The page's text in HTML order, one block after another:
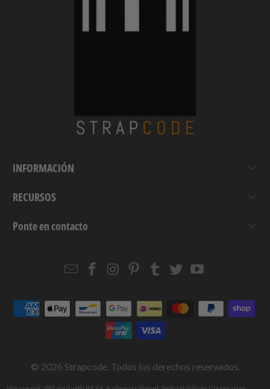
INFORMACIÓN
RECURSOS
Ponte en contacto
EmailStrapcode
Facebook
Strapcode
Instagram
Strapcode
Pinterest
Strapcode
Tumblr
Strapcode
TwitterYouTube
© 2026 Strapcode. Todos los derechos reservados.